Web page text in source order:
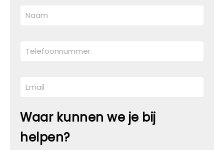
Waar kunnen we je bij
helpen?